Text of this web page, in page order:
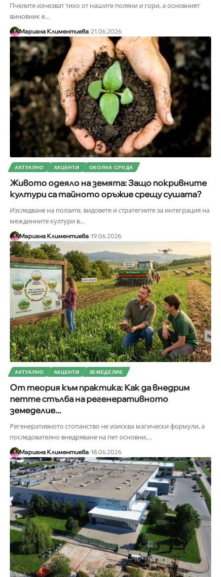
Пчелите изчезват тихо от нашите поляни и гори, а основният
виновник е…
Мариана Климентиева 21.06.2026
АКТУАЛНО АКЦЕНТИ ОКОЛНА СРЕДА
Живото одеяло на земята: Защо покривните
култури са тайното оръжие срещу сушата?
Изследване на ползите, видовете и стратегиите за интеграция на
междинните култури в…
Мариана Климентиева 19.06.2026
АКТУАЛНО АКЦЕНТИ ЗЕМЕДЕЛИЕ
От теория към практика: Как да внедрим
петте стълба на регенеративното
земеделие...
Регенеративното стопанство не изисква магически формули, а
последователно внедряване на пет основни,…
Мариана Климентиева 18.06.2026